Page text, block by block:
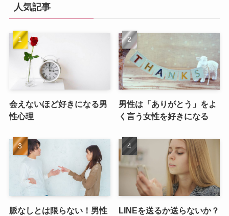
人気記事
会えないほど好きになる男
性心理
男性は「ありがとう」をよ
く言う女性を好きになる
脈なしとは限らない！男性
LINEを送るか送らないか？